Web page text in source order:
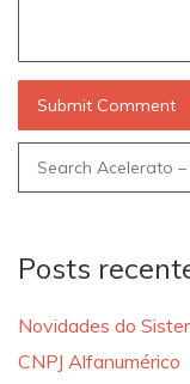
Search
for:
Posts
Novidades do
CNPJ Alfanumérico